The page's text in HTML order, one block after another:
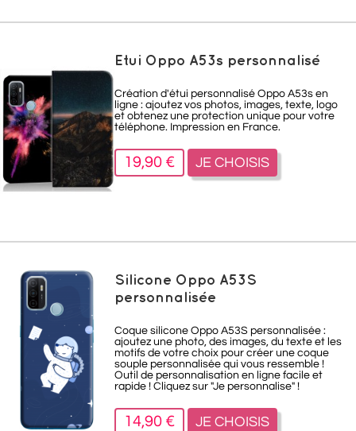
Etui Oppo A53s personnalisé
Création d'étui personnalisé Oppo A53s en
ligne : ajoutez vos photos, images, texte, logo
et obtenez une protection unique pour votre
téléphone. Impression en France.
19,90 € JE CHOISIS
Silicone Oppo A53S
personnalisée
Coque silicone Oppo A53S personnalisée :
ajoutez une photo, des images, du texte et les
motifs de votre choix pour créer une coque
souple personnalisée qui vous ressemble !
Outil de personnalisation en ligne facile et
rapide ! Cliquez sur "Je personnalise" !
14,90 € JE CHOISIS